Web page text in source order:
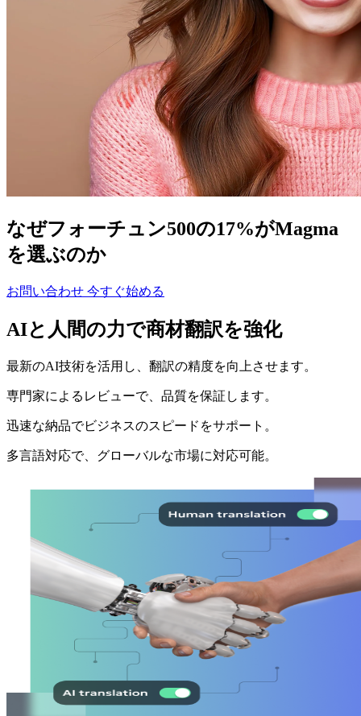
なぜフォーチュン500の17%がMagma
を選ぶのか
お問い合わせ 今すぐ始める
AIと人間の力で商材翻訳を強化
最新のAI技術を活用し、翻訳の精度を向上させます。
専門家によるレビューで、品質を保証します。
迅速な納品でビジネスのスピードをサポート。
多言語対応で、グローバルな市場に対応可能。